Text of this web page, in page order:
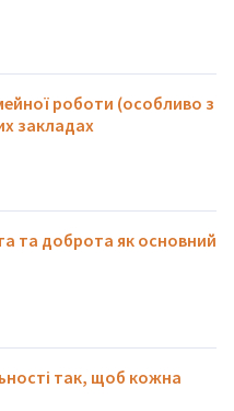
роботи (особливо з
закладах
та доброта як основний
так, щоб кожна